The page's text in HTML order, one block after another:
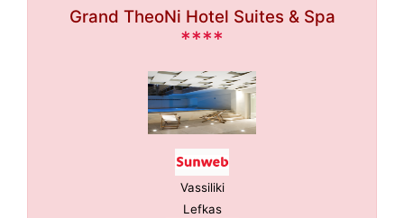
Grand TheoNi Hotel Suites & Spa
****
Vassiliki
Lefkas